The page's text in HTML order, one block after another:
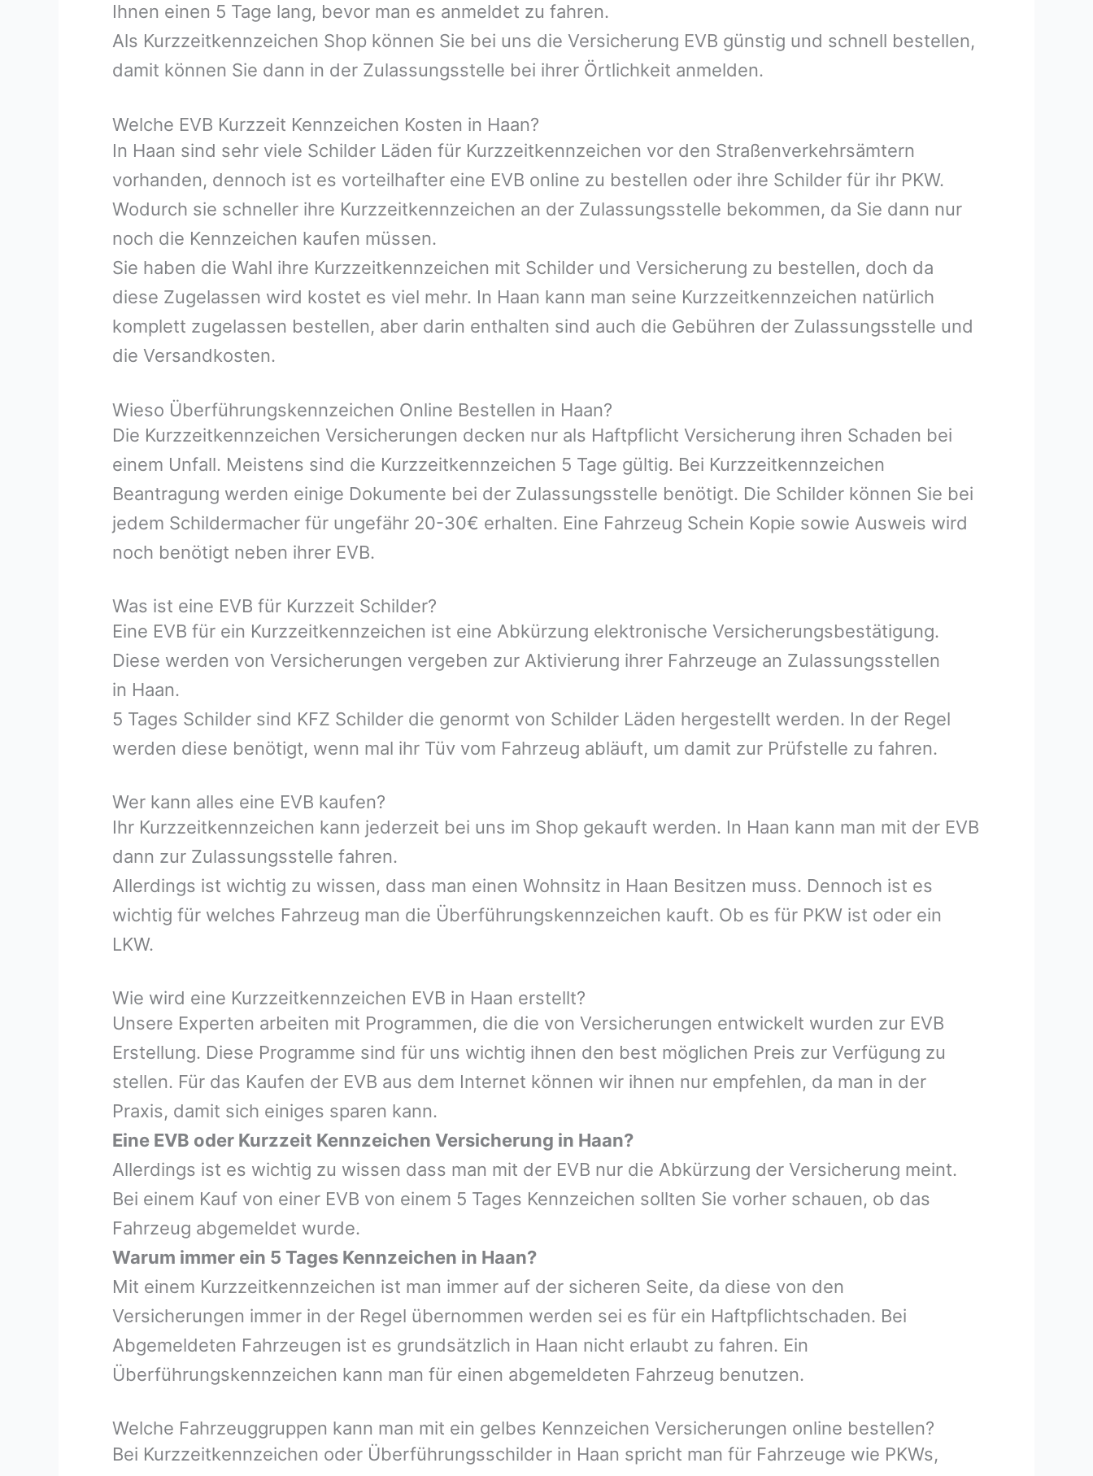
Ihnen einen 5 Tage lang, bevor man es anmeldet zu fahren.
Als Kurzzeitkennzeichen Shop können Sie bei uns die Versicherung EVB günstig und schnell bestellen,
damit können Sie dann in der Zulassungsstelle bei ihrer Örtlichkeit anmelden.
Welche EVB Kurzzeit Kennzeichen Kosten in Haan?
In Haan sind sehr viele Schilder Läden für Kurzzeitkennzeichen vor den Straßenverkehrsämtern
vorhanden, dennoch ist es vorteilhafter eine EVB online zu bestellen oder ihre Schilder für ihr PKW.
Wodurch sie schneller ihre Kurzzeitkennzeichen an der Zulassungsstelle bekommen, da Sie dann nur
noch die Kennzeichen kaufen müssen.
Sie haben die Wahl ihre Kurzzeitkennzeichen mit Schilder und Versicherung zu bestellen, doch da
diese Zugelassen wird kostet es viel mehr. In Haan kann man seine Kurzzeitkennzeichen natürlich
komplett zugelassen bestellen, aber darin enthalten sind auch die Gebühren der Zulassungsstelle und
die Versandkosten.
Wieso Überführungskennzeichen Online Bestellen in Haan?
Die Kurzzeitkennzeichen Versicherungen decken nur als Haftpflicht Versicherung ihren Schaden bei
einem Unfall. Meistens sind die Kurzzeitkennzeichen 5 Tage gültig. Bei Kurzzeitkennzeichen
Beantragung werden einige Dokumente bei der Zulassungsstelle benötigt. Die Schilder können Sie bei
jedem Schildermacher für ungefähr 20-30€ erhalten. Eine Fahrzeug Schein Kopie sowie Ausweis wird
noch benötigt neben ihrer EVB.
Was ist eine EVB für Kurzzeit Schilder?
Eine EVB für ein Kurzzeitkennzeichen ist eine Abkürzung elektronische Versicherungsbestätigung.
Diese werden von Versicherungen vergeben zur Aktivierung ihrer Fahrzeuge an Zulassungsstellen
in Haan.
5 Tages Schilder sind KFZ Schilder die genormt von Schilder Läden hergestellt werden. In der Regel
werden diese benötigt, wenn mal ihr Tüv vom Fahrzeug abläuft, um damit zur Prüfstelle zu fahren.
Wer kann alles eine EVB kaufen?
Ihr Kurzzeitkennzeichen kann jederzeit bei uns im Shop gekauft werden. In Haan kann man mit der EVB
dann zur Zulassungsstelle fahren.
Allerdings ist wichtig zu wissen, dass man einen Wohnsitz in Haan Besitzen muss. Dennoch ist es
wichtig für welches Fahrzeug man die Überführungskennzeichen kauft. Ob es für PKW ist oder ein
LKW.
Wie wird eine Kurzzeitkennzeichen EVB in Haan erstellt?
Unsere Experten arbeiten mit Programmen, die die von Versicherungen entwickelt wurden zur EVB
Erstellung. Diese Programme sind für uns wichtig ihnen den best möglichen Preis zur Verfügung zu
stellen. Für das Kaufen der EVB aus dem Internet können wir ihnen nur empfehlen, da man in der
Praxis, damit sich einiges sparen kann.
Eine EVB oder Kurzzeit Kennzeichen Versicherung in Haan?
Allerdings ist es wichtig zu wissen dass man mit der EVB nur die Abkürzung der Versicherung meint.
Bei einem Kauf von einer EVB von einem 5 Tages Kennzeichen sollten Sie vorher schauen, ob das
Fahrzeug abgemeldet wurde.
Warum immer ein 5 Tages Kennzeichen in Haan?
Mit einem Kurzzeitkennzeichen ist man immer auf der sicheren Seite, da diese von den
Versicherungen immer in der Regel übernommen werden sei es für ein Haftpflichtschaden. Bei
Abgemeldeten Fahrzeugen ist es grundsätzlich in Haan nicht erlaubt zu fahren. Ein
Überführungskennzeichen kann man für einen abgemeldeten Fahrzeug benutzen.
Welche Fahrzeuggruppen kann man mit ein gelbes Kennzeichen Versicherungen online bestellen?
Bei Kurzzeitkennzeichen oder Überführungsschilder in Haan spricht man für Fahrzeuge wie PKWs,